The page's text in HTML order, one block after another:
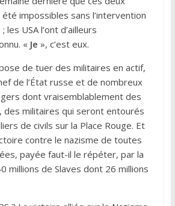
impossibles sans l’intervention
les USA l’ont d’ailleurs
« Je », c’est eux.
de tuer des militaires en actif,
de l’État russe et de nombreux
dont vraisemblablement des
des militaires qui seront entourés
de civils sur la Place Rouge. Et
contre le nazisme de toutes
payée faut-il le répéter, par la
millions de Slaves dont 26 millions